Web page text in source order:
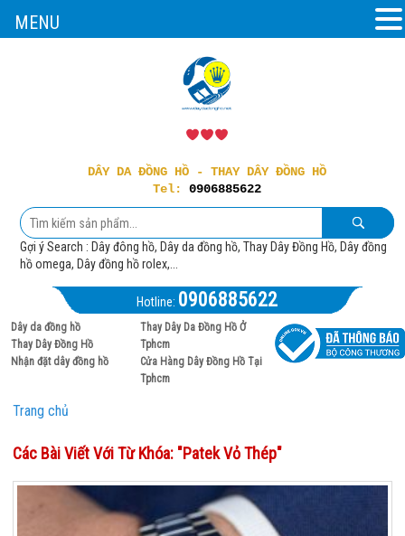
DÂY DA ĐỒNG HỒ - THAY DÂY ĐỒNG HỒ
Tel: 0906885622
Gợi ý Search : Dây đông hồ, Dây da đồng hồ, Thay Dây Đồng Hồ, Dây đồng
hồ omega, Dây đồng hồ rolex,...
Hotline: 0906885622
Dây da đồng hồ
Thay Dây Đồng Hồ
Nhận đặt dây đồng hồ
Thay Dây Da Đồng Hồ Ở
Tphcm
Cửa Hàng Dây Đồng Hồ Tại
Tphcm
Trang chủ
Các Bài Viết Với Từ Khóa: "Patek Vỏ Thép"
MENU